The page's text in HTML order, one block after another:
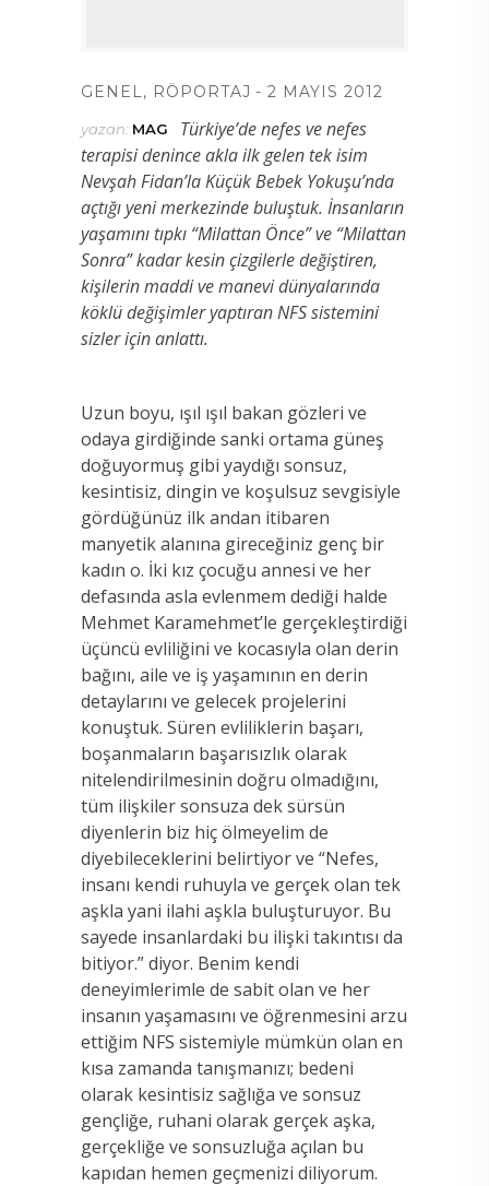
GENEL, RÖPORTAJ 2 MAYIS 2012
yazan: MAG
Türkiye’de nefes ve nefes
terapisi denince akla ilk gelen tek isim
Nevşah Fidan’la Küçük Bebek Yokuşu’nda
açtığı yeni merkezinde buluştuk. İnsanların
yaşamını tıpkı “Milattan Önce” ve “Milattan
Sonra” kadar kesin çizgilerle değiştiren,
kişilerin maddi ve manevi dünyalarında
köklü değişimler yaptıran NFS sistemini
sizler için anlattı.
Uzun boyu, ışıl ışıl bakan gözleri ve
odaya girdiğinde sanki ortama güneş
doğuyormuş gibi yaydığı sonsuz,
kesintisiz, dingin ve koşulsuz sevgisiyle
gördüğünüz ilk andan itibaren
manyetik alanına gireceğiniz genç bir
kadın o. İki kız çocuğu annesi ve her
defasında asla evlenmem dediği halde
Mehmet Karamehmet’le gerçekleştirdiği
üçüncü evliliğini ve kocasıyla olan derin
bağını, aile ve iş yaşamının en derin
detaylarını ve gelecek projelerini
konuştuk. Süren evliliklerin başarı,
boşanmaların başarısızlık olarak
nitelendirilmesinin doğru olmadığını,
tüm ilişkiler sonsuza dek sürsün
diyenlerin biz hiç ölmeyelim de
diyebileceklerini belirtiyor ve “Nefes,
insanı kendi ruhuyla ve gerçek olan tek
aşkla yani ilahi aşkla buluşturuyor. Bu
sayede insanlardaki bu ilişki takıntısı da
bitiyor.” diyor. Benim kendi
deneyimlerimle de sabit olan ve her
insanın yaşamasını ve öğrenmesini arzu
ettiğim NFS sistemiyle mümkün olan en
kısa zamanda tanışmanızı; bedeni
olarak kesintisiz sağlığa ve sonsuz
gençliğe, ruhani olarak gerçek aşka,
gerçekliğe ve sonsuzluğa açılan bu
kapıdan hemen geçmenizi diliyorum.